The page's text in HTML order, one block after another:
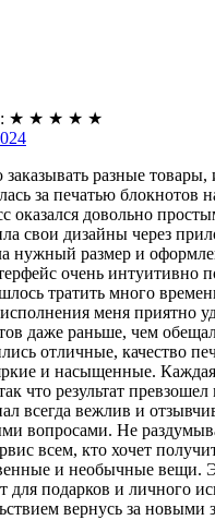
: ★ ★ ★ ★ ★
разные товары,
за печатью блокнотов
оказался довольно
свои дизайны через
нужный размер и
очень интуитивно
тратить много
меня приятно
даже раньше, чем
отличные, качество
и насыщенные. Каждая
что результат
всегда вежлив и
вопросами. Не
всем, кто хочет
и необычные вещи.
для подарков и личного
вернусь за новыми